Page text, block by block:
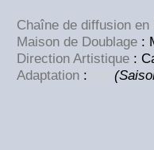
Chaîne de diffusion en
Maison de Doublage :
Direction Artistique :
Adaptation :